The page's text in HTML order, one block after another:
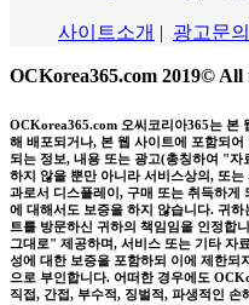
사이트소개 | 광고문의
OCKorea365.com 2019© All
OCKorea365.com 오씨코리아365는 본
해 배포되거나, 본 웹 사이트에 포함되
되는 정보, 내용 또는 광고(총칭하여 "
하지 않을 뿐만 아니라 서비스상의, 또
과로서 디스플레이, 구매 또는 취득하
에 대해서도 보증을 하지 않습니다. 귀
트를 방문하신 귀하의 책임임을 인정합
그대로" 제공하며, 서비스 또는 기타 자
성에 대한 보증을 포함하되 이에 제한되
으로 부인합니다. 어떠한 경우에도
직접, 간접, 부수적, 징벌적, 파생적인 손